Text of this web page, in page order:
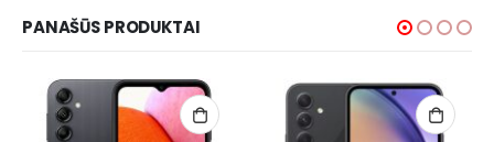
PANAŠŪS PRODUKTAI